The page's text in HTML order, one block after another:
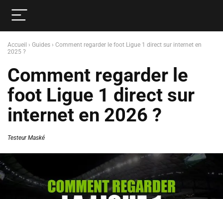
Accueil › Guides › Comment regarder le foot Ligue 1 direct sur internet en
2025 ?
Comment regarder le
foot Ligue 1 direct sur
internet en 2026 ?
Testeur Maské